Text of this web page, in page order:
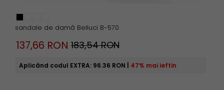
sandale de damă Belluci B-570
137,66 RON 183,54 RON
Aplicând codul EXTRA: 96.36 RON 47% mai ieftin